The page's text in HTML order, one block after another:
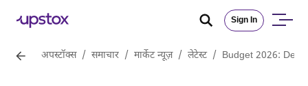
Sign In
अपस्टॉक्स / समाचार / मार्केट न्यूज़ / लेटेस्ट / Budget 2026: